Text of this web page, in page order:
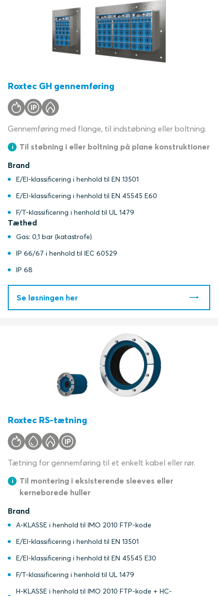
Roxtec GH gennemføring
Gennemføring med flange, til indstøbning eller boltning.
Til støbning i eller boltning på plane konstruktioner
Brand
E/EI-klassificering i henhold til EN 13501
E/EI-klassificering i henhold til EN 45545 E60
F/T-klassificering i henhold til UL 1479
Tæthed
Gas: 0,1 bar (katastrofe)
IP 66/67 i henhold til IEC 60529
IP 68
Se løsningen her
Roxtec RS-tætning
Tætning for gennemføring til et enkelt kabel eller rør.
Til montering i eksisterende sleeves eller
kerneborede huller
Brand
A-KLASSE i henhold til IMO 2010 FTP-kode
E/EI-klassificering i henhold til EN 13501
E/EI-klassificering i henhold til EN 45545 E30
F/T-klassificering i henhold til UL 1479
H-KLASSE i henhold til IMO 2010 FTP-kode + HC-